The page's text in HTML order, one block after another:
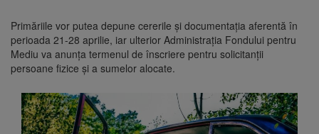
Primăriile vor putea depune cererile şi documentaţia aferentă în
perioada 21-28 aprilie, iar ulterior Administraţia Fondului pentru
Mediu va anunţa termenul de înscriere pentru solicitanţii
persoane fizice şi a sumelor alocate.